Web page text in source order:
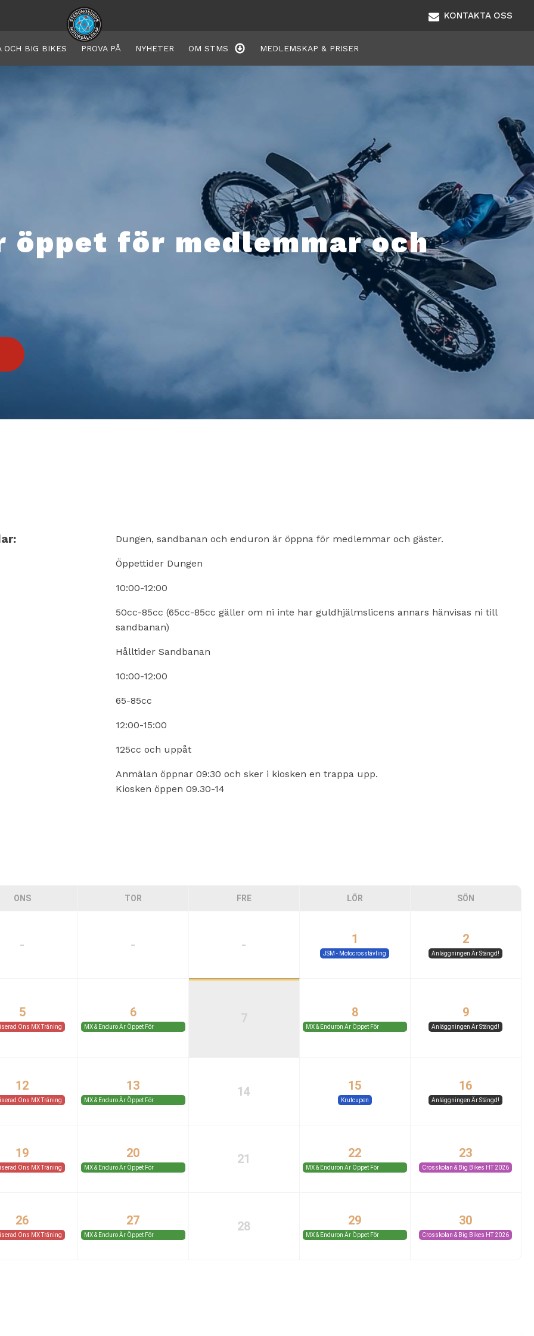
KONTAKTA OSS
OCH BIG BIKES PROVA PÅ NYHETER OM STMS MEDLEMSKAP & PRISER
öppet för medlemmar och
Dungen, sandbanan och enduron är öppna för medlemmar och gäster.
Öppettider Dungen
10:00-12:00
50cc-85cc (65cc-85cc gäller om ni inte har guldhjälmslicens annars hänvisas ni till
sandbanan)
Hålltider Sandbanan
10:00-12:00
65-85cc
12:00-15:00
125cc och uppåt
Anmälan öppnar 09:30 och sker i kiosken en trappa upp.
Kiosken öppen 09.30-14
ONS TOR FRE LÖR SÖN
- - - 1
JSM - Motocrosstävling
2
Anläggningen Är Stängd!
5
Ons MX Träning
6
MX & Enduro Är Öppet För
7 8
MX & Enduron Är Öppet För
9
Anläggningen Är Stängd!
12
Ons MX Träning
13
MX & Enduro Är Öppet För
14 15
Krutcupen
16
Anläggningen Är Stängd!
19
Ons MX Träning
20
MX & Enduro Är Öppet För
21 22
MX & Enduron Är Öppet För
23
Crosskolan & Big Bikes HT 2026
26
Ons MX Träning
27
MX & Enduro Är Öppet För
28 29
MX & Enduron Är Öppet För
30
Crosskolan & Big Bikes HT 2026